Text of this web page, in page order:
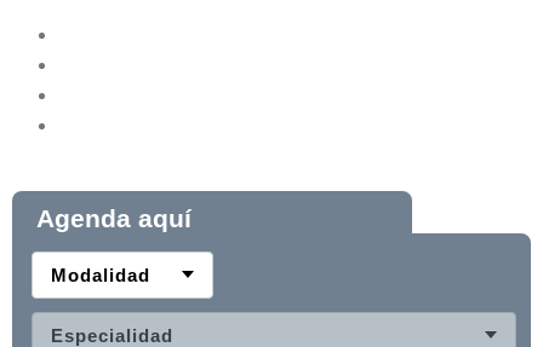
Agenda aquí
Modalidad
Especialidad